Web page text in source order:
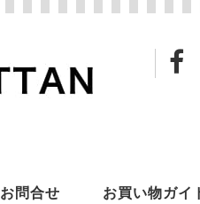
お問合せ お買い物ガイ